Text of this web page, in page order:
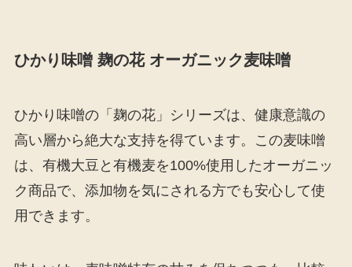
ひかり味噌 麹の花 オーガニック麦味噌
ひかり味噌の「麹の花」シリーズは、健康意識の
高い層から絶大な支持を得ています。この麦味噌
は、有機大豆と有機麦を100%使用したオーガニッ
ク商品で、添加物を気にされる方でも安心して使
用できます。